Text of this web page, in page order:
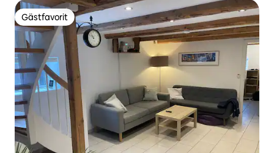
Gästfavorit
Gästfavorit